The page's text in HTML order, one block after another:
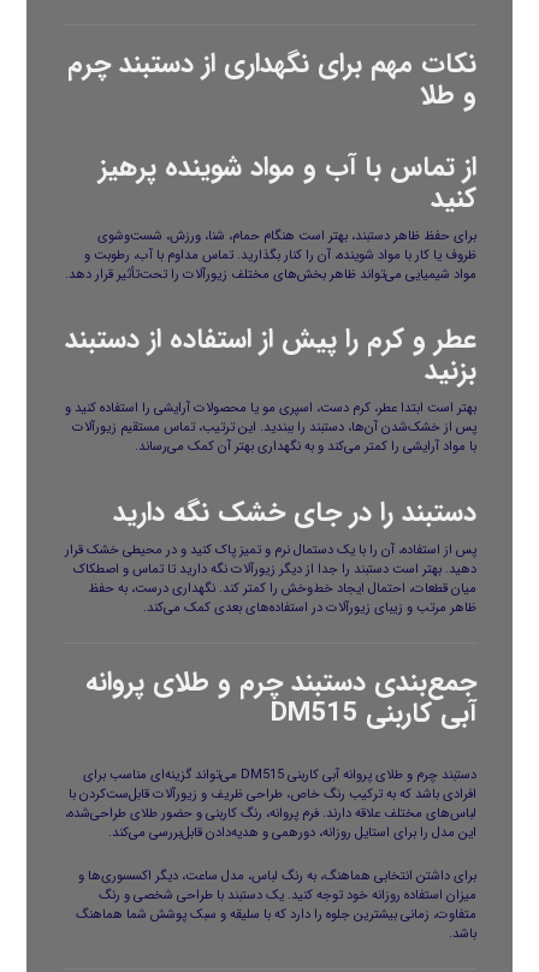
نکات مهم برای نگهداری از دستبند چرم
و طلا
از تماس با آب و مواد شوینده پرهیز
کنید
برای حفظ ظاهر دستبند، بهتر است هنگام حمام، شنا، ورزش، شست‌وشوی
ظروف یا کار با مواد شوینده، آن را کنار بگذارید. تماس مداوم با آب، رطوبت و
مواد شیمیایی می‌تواند ظاهر بخش‌های مختلف زیورآلات را تحت‌تأثیر قرار دهد.
عطر و کرم را پیش از استفاده از دستبند
بزنید
بهتر است ابتدا عطر، کرم دست، اسپری مو یا محصولات آرایشی را استفاده کنید و
پس از خشک‌شدن آن‌ها، دستبند را ببندید. این ترتیب، تماس مستقیم زیورآلات
با مواد آرایشی را کمتر می‌کند و به نگهداری بهتر آن کمک می‌رساند.
دستبند را در جای خشک نگه دارید
پس از استفاده، آن را با یک دستمال نرم و تمیز پاک کنید و در محیطی خشک قرار
دهید. بهتر است دستبند را جدا از دیگر زیورآلات نگه دارید تا تماس و اصطکاک
میان قطعات، احتمال ایجاد خط‌وخش را کمتر کند. نگهداری درست، به حفظ
ظاهر مرتب و زیبای زیورآلات در استفاده‌های بعدی کمک می‌کند.
جمع‌بندی دستبند چرم و طلای پروانه
آبی کاربنی DM515
دستبند چرم و طلای پروانه آبی کاربنی DM515 می‌تواند گزینه‌ای مناسب برای
افرادی باشد که به ترکیب رنگ خاص، طراحی ظریف و زیورآلات قابل‌ست‌کردن با
لباس‌های مختلف علاقه دارند. فرم پروانه، رنگ کاربنی و حضور طلای طراحی‌شده،
این مدل را برای استایل روزانه، دورهمی و هدیه‌دادن قابل‌بررسی می‌کند.
برای داشتن انتخابی هماهنگ، به رنگ لباس، مدل ساعت، دیگر اکسسوری‌ها و
میزان استفاده روزانه خود توجه کنید. یک دستبند با طراحی شخصی و رنگ
متفاوت، زمانی بیشترین جلوه را دارد که با سلیقه و سبک پوشش شما هماهنگ
باشد.